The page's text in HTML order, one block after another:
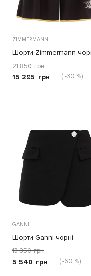
ZIMMERMANN
Шорти Zimmermann
21 850 грн
15 295 грн ( -30 %)
GANNI
Шорти Ganni чорні
13 850 грн
5 540 грн ( -60 %)